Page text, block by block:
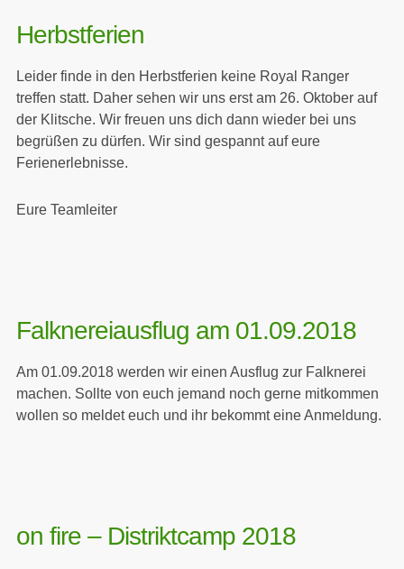
Herbstferien
Leider finde in den Herbstferien keine Royal Ranger
treffen statt. Daher sehen wir uns erst am 26. Oktober auf
der Klitsche. Wir freuen uns dich dann wieder bei uns
begrüßen zu dürfen. Wir sind gespannt auf eure
Ferienerlebnisse.
Eure Teamleiter
Falknereiausflug am 01.09.2018
Am 01.09.2018 werden wir einen Ausflug zur Falknerei
machen. Sollte von euch jemand noch gerne mitkommen
wollen so meldet euch und ihr bekommt eine Anmeldung.
on fire – Distriktcamp 2018